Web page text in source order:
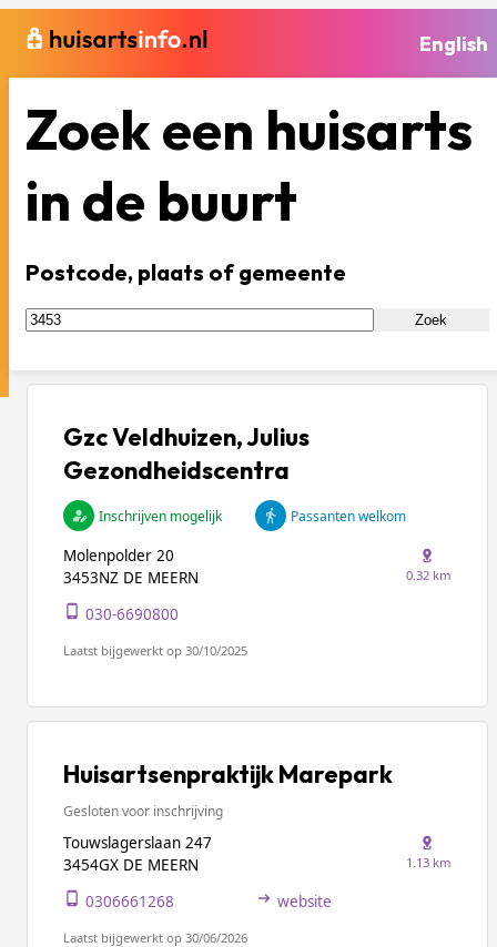
English
Zoek een huisarts
in de buurt
Postcode, plaats of gemeente
Zoek
Gzc Veldhuizen, Julius
Gezondheidscentra
Inschrijven mogelijk Passanten welkom
Molenpolder 20
3453NZ DE MEERN
0.32 km
030-6690800
Laatst bijgewerkt op 30/10/2025
Huisartsenpraktijk Marepark
Gesloten voor inschrijving
Touwslagerslaan 247
3454GX DE MEERN
1.13 km
0306661268 website
Laatst bijgewerkt op 30/06/2026